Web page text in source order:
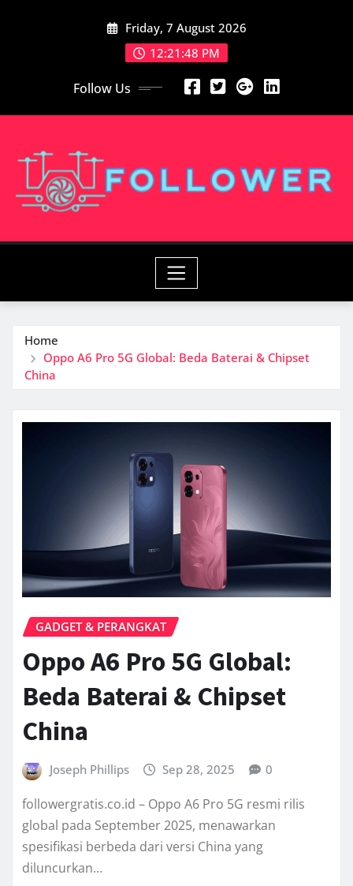
Friday, 7 August 2026
12:21:49 PM
Follow Us
Home
Oppo A6 Pro 5G Global: Beda Baterai & Chipset
China
GADGET & PERANGKAT
Oppo A6 Pro 5G Global:
Beda Baterai & Chipset
China
Joseph Phillips Sep 28, 2025 0
followergratis.co.id – Oppo A6 Pro 5G resmi rilis
global pada September 2025, menawarkan
spesifikasi berbeda dari versi China yang
diluncurkan…